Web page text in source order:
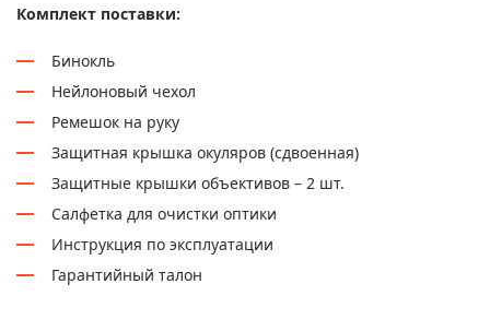
Комплект поставки:
Бинокль
Нейлоновый чехол
Ремешок на руку
Защитная крышка окуляров (сдвоенная)
Защитные крышки объективов – 2 шт.
Салфетка для очистки оптики
Инструкция по эксплуатации
Гарантийный талон